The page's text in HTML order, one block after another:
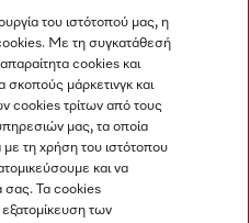
Σιδερώματος
του ιστότοπού μας, η
Με τη συγκατάθεσή
cookies και
σκοπούς μάρκετινγκ και
cookies τρίτων από τους
μας, τα οποία
τη χρήση του ιστότοπου
και να
σας. Τα cookies
εξατομίκευση των